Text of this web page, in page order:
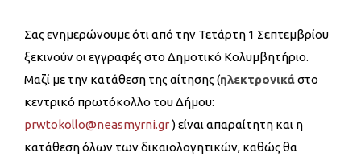
Σας ενημερώνουμε ότι από την Τετάρτη 1 Σεπτεμβρίου
ξεκινούν οι εγγραφές στο Δημοτικό Κολυμβητήριο.
Μαζί με την κατάθεση της αίτησης (ηλεκτρονικάστο
κεντρικό πρωτόκολλο του Δήμου:
prwtokollo@neasmyrni.gr) είναι απαραίτητη και η
κατάθεση όλων των δικαιολογητικών, καθώς θα